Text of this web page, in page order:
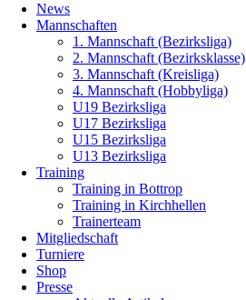
überspringen
News
Mannschaften
1. Mannschaft (Bezirksliga)
2. Mannschaft (Bezirksklasse)
3. Mannschaft (Kreisliga)
4. Mannschaft (Hobbyliga)
U19 Bezirksliga
U17 Bezirksliga
U15 Bezirksliga
U13 Bezirksliga
Training
Training in Bottrop
Training in Kirchhellen
Trainerteam
Mitgliedschaft
Turniere
Shop
Presse